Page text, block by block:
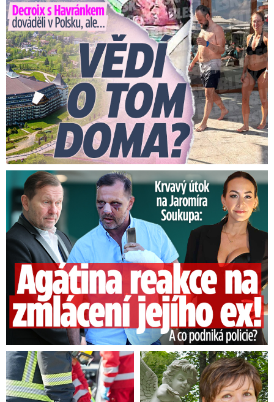
Útok na Jaromíra Soukupa: Reakce Agáty na zmlácení jejího ex